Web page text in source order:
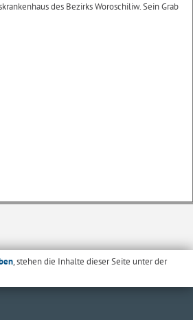
des Bezirks Woroschiliw. Sein Grab
, stehen die Inhalte dieser Seite unter der